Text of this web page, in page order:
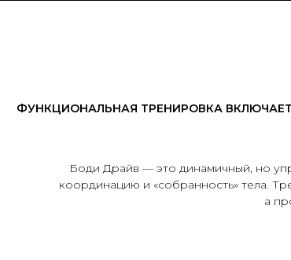
ФУНКЦИОНАЛЬНАЯ ТРЕНИРОВКА
Боди Драйв — это динамичный, но
координацию и «собранность» тела.
а